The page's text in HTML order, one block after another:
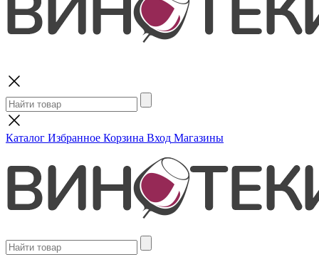
Каталог Избранное Корзина Вход Магазины